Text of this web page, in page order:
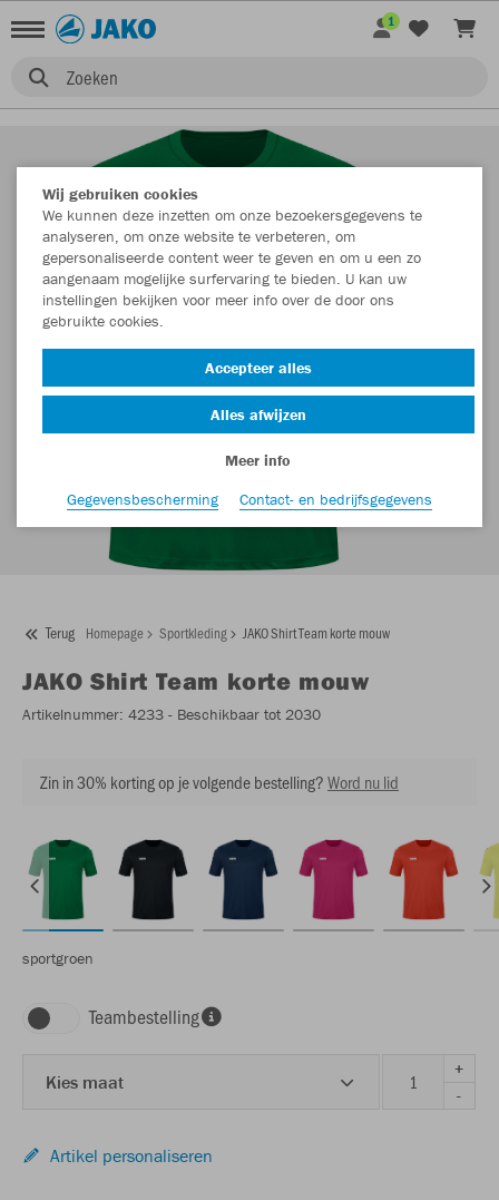
Zoeken
1
Terug Homepage Sportkleding JAKO Shirt Team korte mouw
JAKO Shirt Team korte mouw
Artikelnummer: 4233 - Beschikbaar tot 2030
Zin in 30% korting op je volgende bestelling?Word nu lid
sportgroen
Teambestelling
Kies maat
+
-
Artikel personaliseren
Wij gebruiken cookies
We kunnen deze inzetten om onze bezoekersgegevens te
analyseren, om onze website te verbeteren, om
gepersonaliseerde content weer te geven en om u een zo
aangenaam mogelijke surfervaring te bieden. U kan uw
instellingen bekijken voor meer info over de door ons
gebruikte cookies.
Accepteer alles
Alles afwijzen
Meer info
Gegevensbescherming
Contact- en bedrijfsgegevens